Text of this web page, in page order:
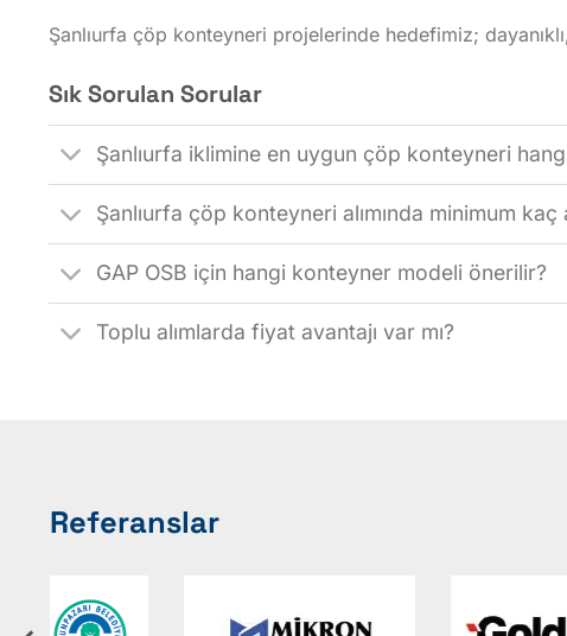
Şanlıurfa çöp konteyneri projelerinde hedefimiz;
Sık Sorulan Sorular
Şanlıurfa iklimine en uygun çöp konteyneri
Şanlıurfa çöp konteyneri alımında minimum
GAP OSB için hangi konteyner modeli önerilir?
Toplu alımlarda fiyat avantajı var mı?
Referanslar